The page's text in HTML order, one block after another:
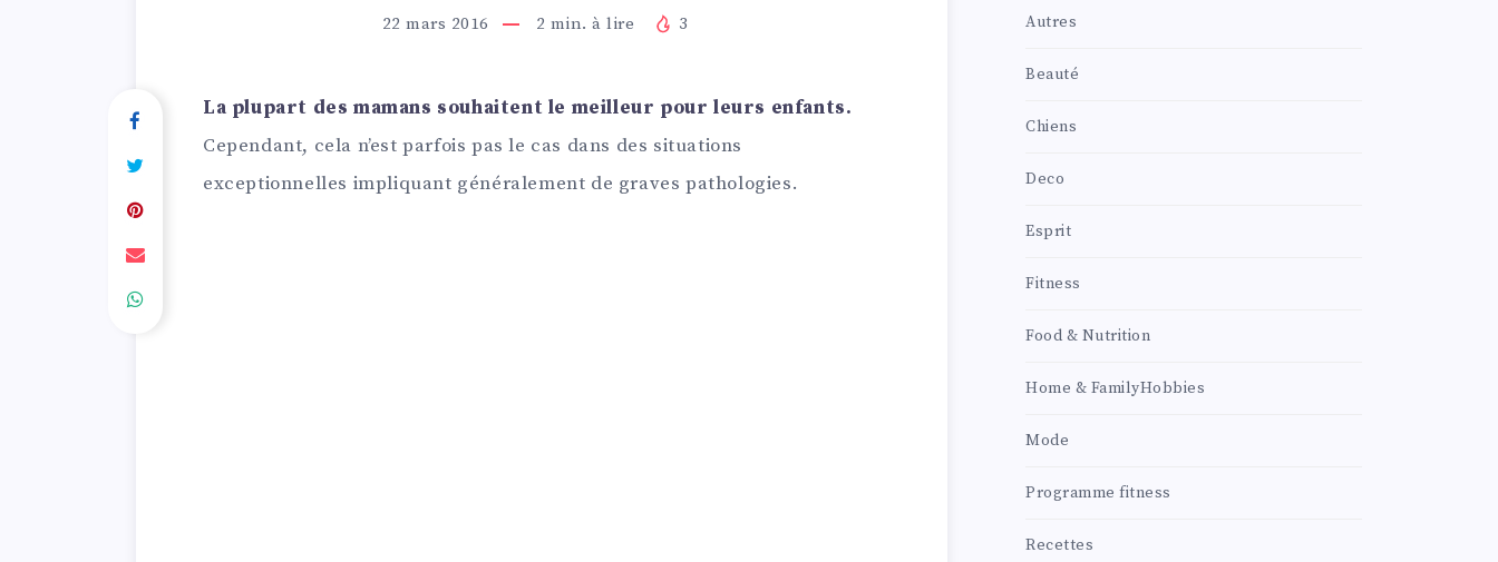
22 mars 2016 2 min. à lire 3
La plupart des mamans souhaitent le meilleur pour leurs enfants.
Cependant, cela n’est parfois pas le cas dans des situations
exceptionnelles impliquant généralement de graves pathologies.
Autres
Beauté
Chiens
Deco
Esprit
Fitness
Food & Nutrition
Home & FamilyHobbies
Mode
Programme fitness
Recettes